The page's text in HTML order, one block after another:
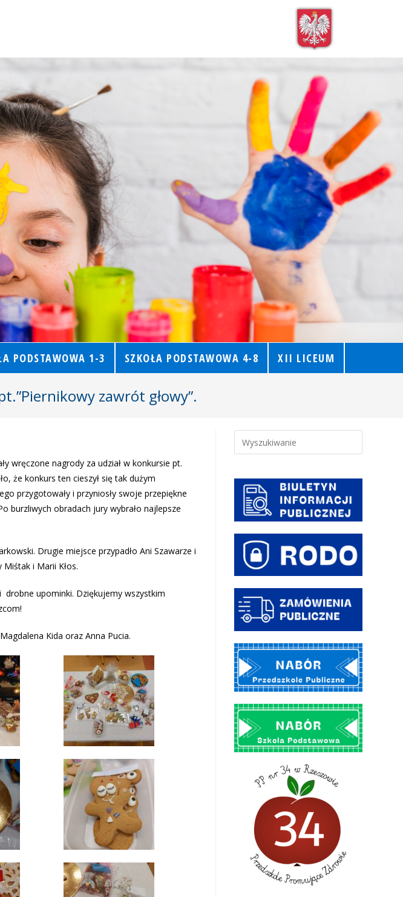
PODSTAWOWA 1-3 SZKOŁA PODSTAWOWA 4-8 XII LICEUM
zawrót głowy”.
wręczone nagrody za udział w konkursie pt.
że konkurs ten cieszył się tak dużym
przygotowały i przyniosły swoje przepiękne
burzliwych obradach jury wybrało najlepsze
Drugie miejsce przypadło Ani Szawarze i
i Marii Kłos.
upominki. Dziękujemy wszystkim
Kida oraz Anna Pucia.